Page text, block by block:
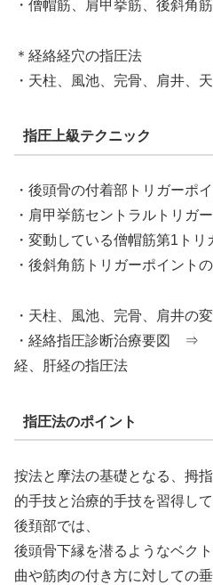
・僧帽筋、肩甲挙筋、後斜角筋
＊経絡経穴の指圧法
・天柱、風池、完骨、肩井、
指圧上級テクニック
・後頭骨の付着部トリガーポ
・肩甲挙筋セントラルトリガ
・変動している僧帽筋第1ト
・後斜角筋トリガーポイント
・天柱、風池、完骨、肩井の
・経絡指圧診断治療要図 ⇒
経、肝経の指圧法
指圧法のポイント
按法と摩法の基礎となる、拇
的手技と治療的手技を習得して
後頚部では、
後頭骨下縁を潜るようなベク
曲や筋肉の付き方に対しての